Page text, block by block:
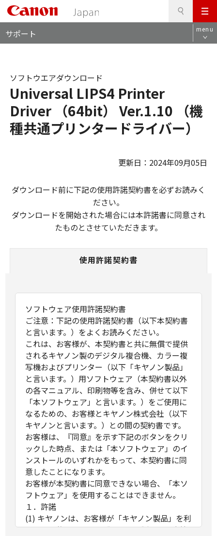
メ
ニ
ュ
サポート menu
Universal LIPS4 Printer
Driver （64bit） Ver.1.10 （機
種共通プリンタードライバー）
ソフトウエアダウンロード
更新日：2024年09月05日
ダウンロード前に下記の使用許諾契約書を必ずお読みく
ださい。
ダウンロードを開始された場合には本許諾書に同意され
たものとさせていただきます。
使用許諾契約書
ソフトウェア使用許諾契約書
ご注意：下記の使用許諾契約書（以下本契約書
と言います。）をよくお読みください。
これは、お客様が、本契約書と共に無償で提供
されるキヤノン製のデジタル複合機、カラー複
写機およびプリンター（以下「キヤノン製品」
と言います。）用ソフトウェア（本契約書以外
の各マニュアル、印刷物等を含み、併せて以下
「本ソフトウェア」と言います。）をご使用に
なるための、お客様とキヤノン株式会社（以下
キヤノンと言います。）との間の契約書です。
お客様は、『同意』を示す下記のボタンをクリ
ックした時点、または「本ソフトウェア」のイ
ンストールのいずれかをもって、本契約書に同
意したことになります。
お客様が本契約書に同意できない場合、「本ソ
フトウェア」を使用することはできません。
１．許諾
(1) キヤノンは、お客様が「キヤノン製品」を利
用する目的のために、「キヤノン製品」に直接